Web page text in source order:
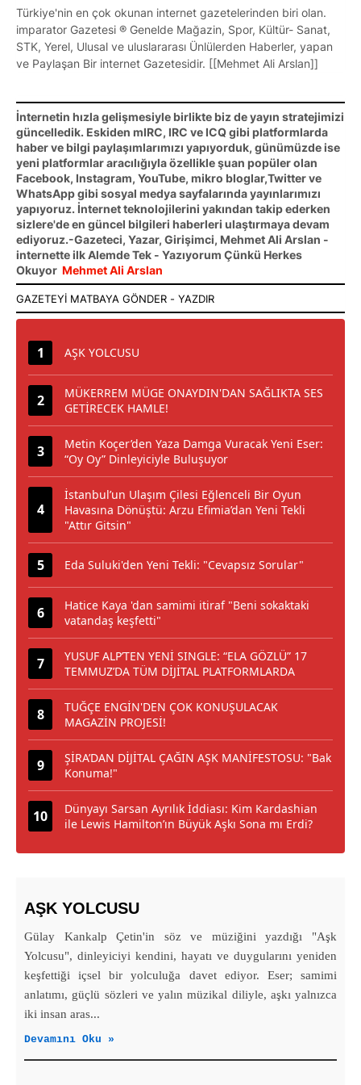
Türkiye'nin en çok okunan internet gazetelerinden biri olan.
imparator Gazetesi ® Genelde Mağazin, Spor, Kültür- Sanat,
STK, Yerel, Ulusal ve uluslararası Ünlülerden Haberler, yapan
ve Paylaşan Bir internet Gazetesidir. [[Mehmet Ali Arslan]]
İnternetin hızla gelişmesiyle birlikte biz de yayın stratejimizi
güncelledik. Eskiden mIRC, IRC ve ICQ gibi platformlarda
haber ve bilgi paylaşımlarımızı yapıyorduk, günümüzde ise
yeni platformlar aracılığıyla özellikle şuan popüler olan
Facebook, Instagram, YouTube, mikro bloglar,Twitter ve
WhatsApp gibi sosyal medya sayfalarında yayınlarımızı
yapıyoruz. İnternet teknolojilerini yakından takip ederken
sizlere'de en güncel bilgileri haberleri ulaştırmaya devam
ediyoruz.-Gazeteci, Yazar, Girişimci, Mehmet Ali Arslan -
internette ilk Alemde Tek - Yazıyorum Çünkü Herkes
Okuyor Mehmet Ali Arslan
AŞK YOLCUSU
MÜKERREM MÜGE ONAYDIN'DAN SAĞLIKTA SES
GETİRECEK HAMLE!
Metin Koçer’den Yaza Damga Vuracak Yeni Eser:
“Oy Oy” Dinleyiciyle Buluşuyor
İstanbul’un Ulaşım Çilesi Eğlenceli Bir Oyun
Havasına Dönüştü: Arzu Efimia’dan Yeni Tekli
"Attır Gitsin"
Eda Suluki'den Yeni Tekli: "Cevapsız Sorular"
Hatice Kaya 'dan samimi itiraf "Beni sokaktaki
vatandaş keşfetti"
YUSUF ALP’TEN YENİ SINGLE: “ELA GÖZLÜ” 17
TEMMUZ’DA TÜM DİJİTAL PLATFORMLARDA
TUĞÇE ENGİN'DEN ÇOK KONUŞULACAK
MAGAZİN PROJESİ!
ŞİRA’DAN DİJİTAL ÇAĞIN AŞK MANİFESTOSU: "Bak
Konuma!"
Dünyayı Sarsan Ayrılık İddiası: Kim Kardashian
ile Lewis Hamilton’ın Büyük Aşkı Sona mı Erdi?
AŞK YOLCUSU
Gülay Kankalp Çetin'in söz ve müziğini yazdığı "Aşk
Yolcusu", dinleyiciyi kendini, hayatı ve duygularını yeniden
keşfettiği içsel bir yolculuğa davet ediyor. Eser; samimi
anlatımı, güçlü sözleri ve yalın müzikal diliyle, aşkı yalnızca
iki insan aras...
Devamını Oku »